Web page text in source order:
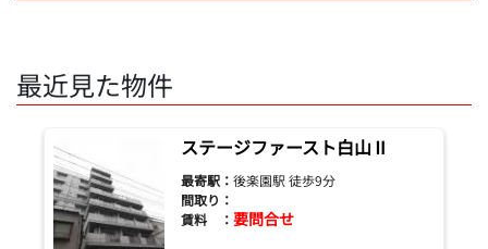
最近見た物件
ステージファースト白山Ⅱ
最寄駅： 後楽園駅 徒歩9分
間取り：
賃料 ： 要問合せ